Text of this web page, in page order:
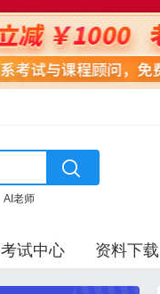
AI老师
考试中心 资料下载